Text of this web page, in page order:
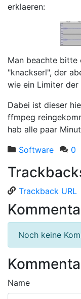
erklaeren:
Man beachte bitte
"knackserl", der
wie ein Limiter der
Dabei ist dieser
ffmpeg
hab alle paar
Software
0
Trackback URL
Noch keine
Name